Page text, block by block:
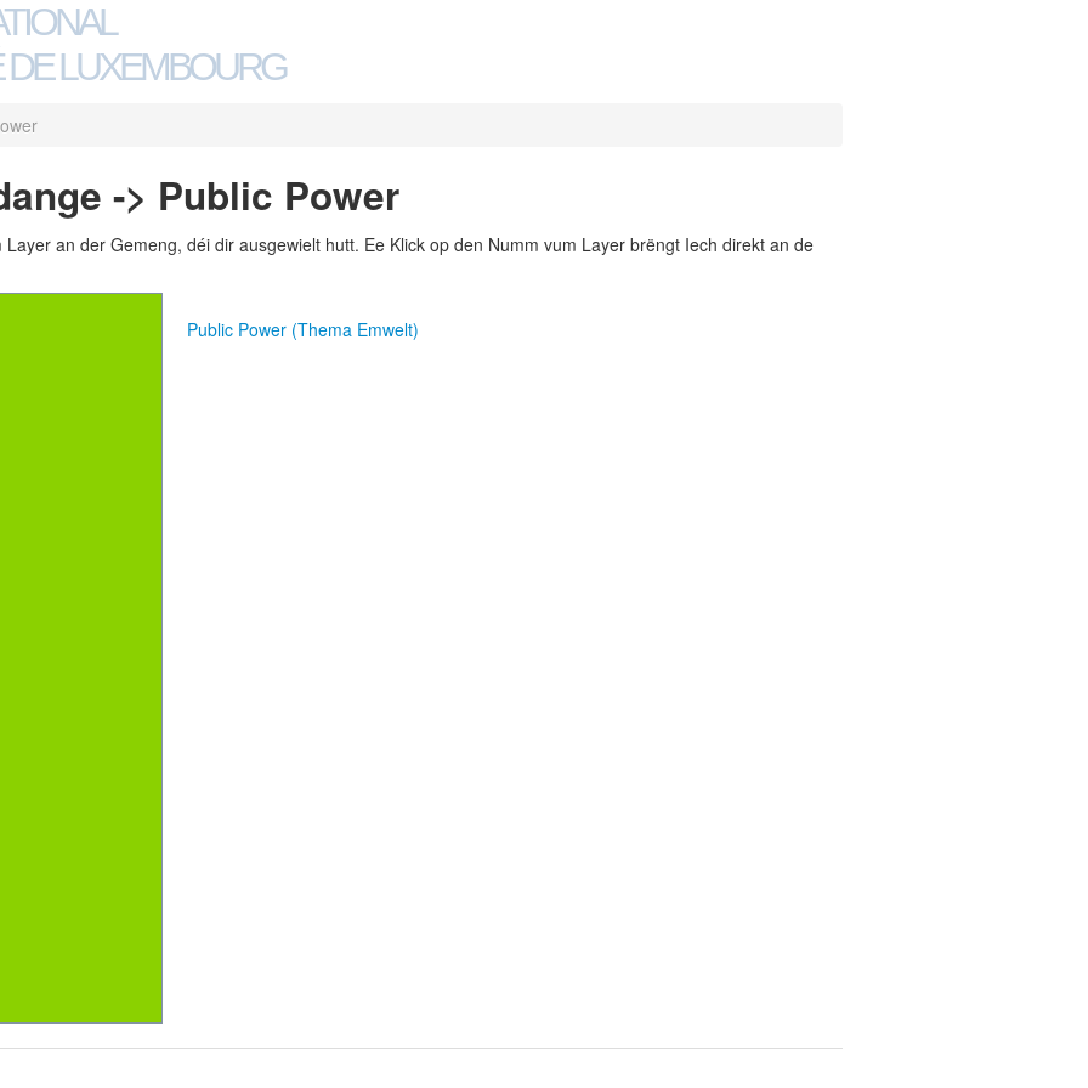
LUXEMBOURG
-> Public Power
an der Gemeng, déi dir ausgewielt hutt. Ee Klick op den Numm vum Layer brëngt Iech direkt an de
Public Power (Thema Emwelt)